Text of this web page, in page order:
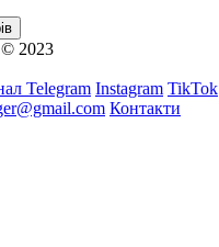
2023
Telegram Instagram TikTok
Контакти